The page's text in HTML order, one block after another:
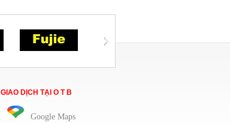
GIAO DỊCH TẠI O T B
Google Maps